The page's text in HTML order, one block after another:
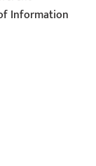
Information